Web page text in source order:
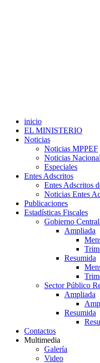
inicio
EL MINISTERIO
Noticias
Noticias MPPEF
Noticias
Especiales
Entes Adscritos
Entes Adscritos
Noticias Entes
Publicaciones
Estadísticas Fiscales
Gobierno
Ampliada
Resumida
Sector Público
Ampliada
Resumida
Contactos
Multimedia
Galería
Video